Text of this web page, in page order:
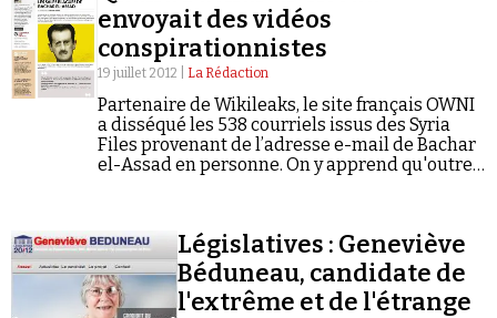
envoyait des vidéos
conspirationnistes
19 juillet 2012 | La Rédaction
Partenaire de Wikileaks, le site français OWNI
a disséqué les 538 courriels issus des Syria
Files provenant de l’adresse e-mail de Bachar
el-Assad en personne. On y apprend qu'outre
Législatives : Geneviève
Béduneau, candidate de
l'extrême et de l'étrange